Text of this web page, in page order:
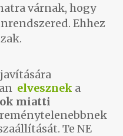
várnak, hogy
Ehhez
elvesznek a
miatti
Te NE